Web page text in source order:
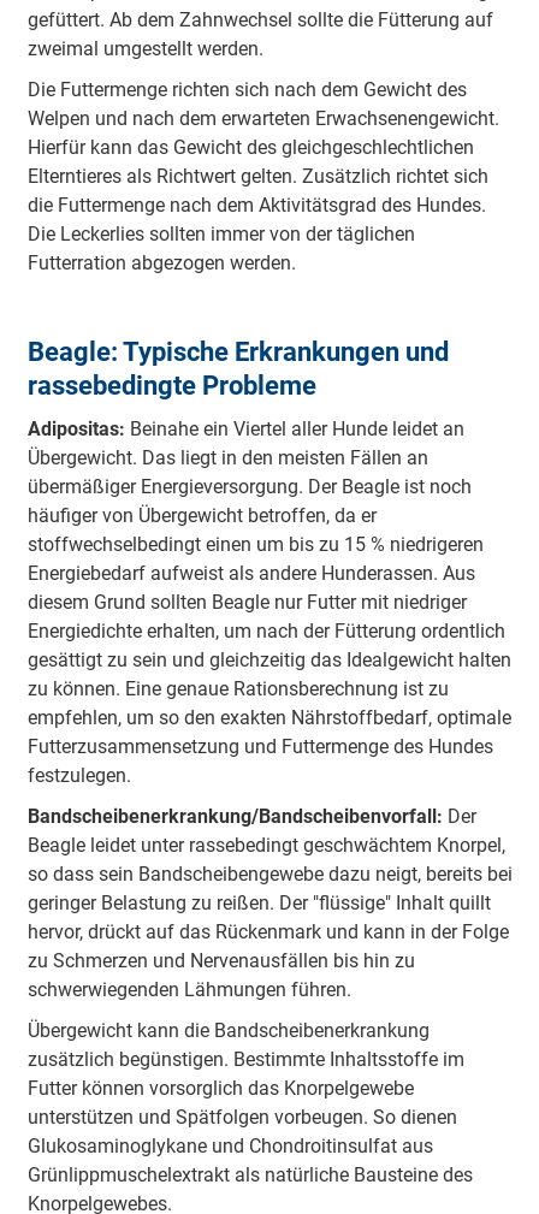
gefüttert. Ab dem Zahnwechsel sollte die Fütterung auf
zweimal umgestellt werden.
Die Futtermenge richten sich nach dem Gewicht des
Welpen und nach dem erwarteten Erwachsenengewicht.
Hierfür kann das Gewicht des gleichgeschlechtlichen
Elterntieres als Richtwert gelten. Zusätzlich richtet sich
die Futtermenge nach dem Aktivitätsgrad des Hundes.
Die Leckerlies sollten immer von der täglichen
Futterration abgezogen werden.
Beagle: Typische Erkrankungen und
rassebedingte Probleme
Adipositas: Beinahe ein Viertel aller Hunde leidet an
Übergewicht. Das liegt in den meisten Fällen an
übermäßiger Energieversorgung. Der Beagle ist noch
häufiger von Übergewicht betroffen, da er
stoffwechselbedingt einen um bis zu 15 % niedrigeren
Energiebedarf aufweist als andere Hunderassen. Aus
diesem Grund sollten Beagle nur Futter mit niedriger
Energiedichte erhalten, um nach der Fütterung ordentlich
gesättigt zu sein und gleichzeitig das Idealgewicht halten
zu können. Eine genaue Rationsberechnung ist zu
empfehlen, um so den exakten Nährstoffbedarf, optimale
Futterzusammensetzung und Futtermenge des Hundes
festzulegen.
Bandscheibenerkrankung/Bandscheibenvorfall: Der
Beagle leidet unter rassebedingt geschwächtem Knorpel,
so dass sein Bandscheibengewebe dazu neigt, bereits bei
geringer Belastung zu reißen. Der "flüssige" Inhalt quillt
hervor, drückt auf das Rückenmark und kann in der Folge
zu Schmerzen und Nervenausfällen bis hin zu
schwerwiegenden Lähmungen führen.
Übergewicht kann die Bandscheibenerkrankung
zusätzlich begünstigen. Bestimmte Inhaltsstoffe im
Futter können vorsorglich das Knorpelgewebe
unterstützen und Spätfolgen vorbeugen. So dienen
Glukosaminoglykane und Chondroitinsulfat aus
Grünlippmuschelextrakt als natürliche Bausteine des
Knorpelgewebes.